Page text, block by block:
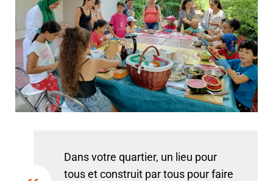
Dans votre quartier, un lieu pour
tous et construit par tous pour faire